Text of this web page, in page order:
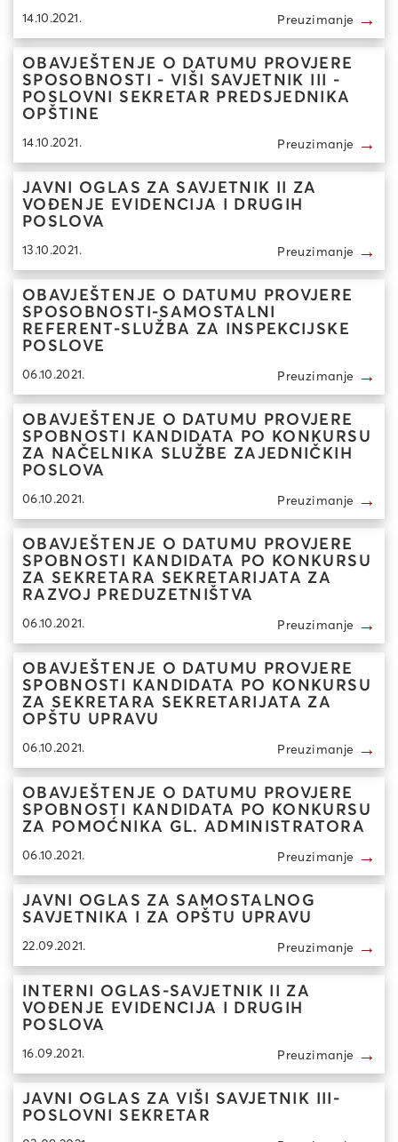
14.10.2021. Preuzimanje →
OBAVJEŠTENJE O DATUMU PROVJERE
SPOSOBNOSTI - VIŠI SAVJETNIK III -
POSLOVNI SEKRETAR PREDSJEDNIKA
OPŠTINE
14.10.2021. Preuzimanje →
JAVNI OGLAS ZA SAVJETNIK II ZA
VOĐENJE EVIDENCIJA I DRUGIH
POSLOVA
13.10.2021. Preuzimanje →
OBAVJEŠTENJE O DATUMU PROVJERE
SPOSOBNOSTI-SAMOSTALNI
REFERENT-SLUŽBA ZA INSPEKCIJSKE
POSLOVE
06.10.2021. Preuzimanje →
OBAVJEŠTENJE O DATUMU PROVJERE
SPOBNOSTI KANDIDATA PO KONKURSU
ZA NAČELNIKA SLUŽBE ZAJEDNIČKIH
POSLOVA
06.10.2021. Preuzimanje →
OBAVJEŠTENJE O DATUMU PROVJERE
SPOBNOSTI KANDIDATA PO KONKURSU
ZA SEKRETARA SEKRETARIJATA ZA
RAZVOJ PREDUZETNIŠTVA
06.10.2021. Preuzimanje →
OBAVJEŠTENJE O DATUMU PROVJERE
SPOBNOSTI KANDIDATA PO KONKURSU
ZA SEKRETARA SEKRETARIJATA ZA
OPŠTU UPRAVU
06.10.2021. Preuzimanje →
OBAVJEŠTENJE O DATUMU PROVJERE
SPOBNOSTI KANDIDATA PO KONKURSU
ZA POMOĆNIKA GL. ADMINISTRATORA
06.10.2021. Preuzimanje →
JAVNI OGLAS ZA SAMOSTALNOG
SAVJETNIKA I ZA OPŠTU UPRAVU
22.09.2021. Preuzimanje →
INTERNI OGLAS-SAVJETNIK II ZA
VOĐENJE EVIDENCIJA I DRUGIH
POSLOVA
16.09.2021. Preuzimanje →
JAVNI OGLAS ZA VIŠI SAVJETNIK III-
POSLOVNI SEKRETAR